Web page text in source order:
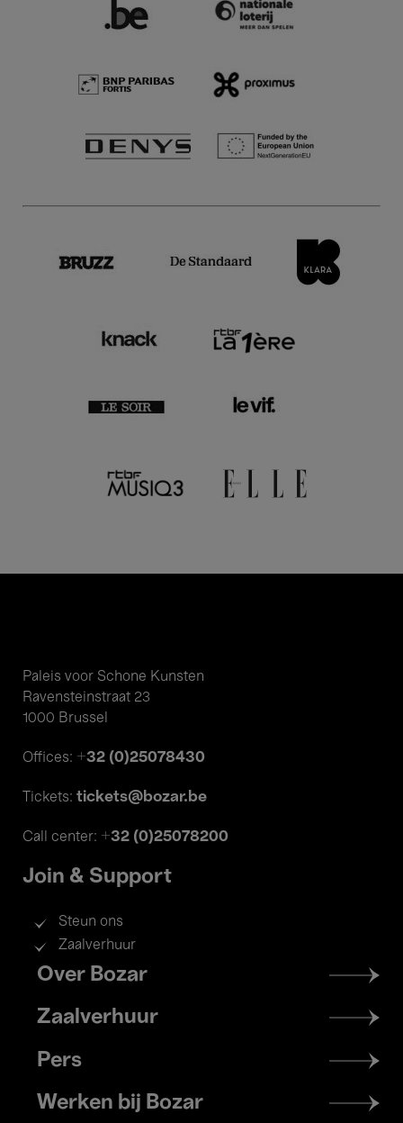
Paleis voor Schone Kunsten
Ravensteinstraat 23
1000 Brussel
Offices: +32 (0)25078430
Tickets: tickets@bozar.be
Call center: +32 (0)25078200
Join & Support
Steun ons
Zaalverhuur
Footer
menu
Over Bozar
Zaalverhuur
Pers
Werken bij Bozar